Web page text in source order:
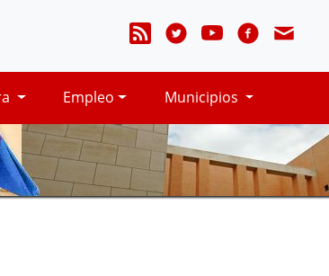
Empleo Municipios